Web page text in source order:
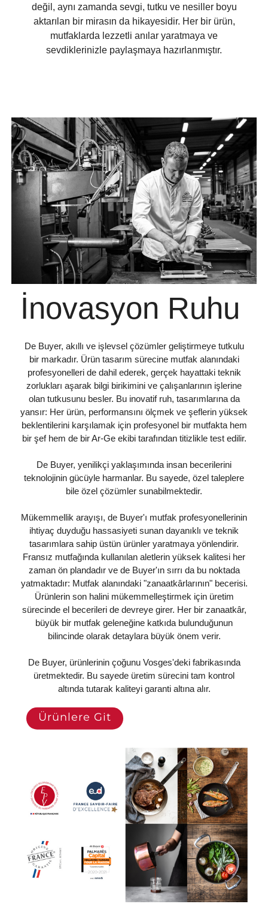
değil, aynı zamanda sevgi, tutku ve nesiller boyu
aktarılan bir mirasın da hikayesidir. Her bir ürün,
mutfaklarda lezzetli anılar yaratmaya ve
sevdiklerinizle paylaşmaya hazırlanmıştır.
İnovasyon Ruhu
De Buyer, akıllı ve işlevsel çözümler geliştirmeye tutkulu
bir markadır. Ürün tasarım sürecine mutfak alanındaki
profesyonelleri de dahil ederek, gerçek hayattaki teknik
zorlukları aşarak bilgi birikimini ve çalışanlarının işlerine
olan tutkusunu besler. Bu inovatif ruh, tasarımlarına da
yansır: Her ürün, performansını ölçmek ve şeflerin yüksek
beklentilerini karşılamak için profesyonel bir mutfakta hem
bir şef hem de bir Ar-Ge ekibi tarafından titizlikle test edilir.
De Buyer, yenilikçi yaklaşımında insan becerilerini
teknolojinin gücüyle harmanlar. Bu sayede, özel taleplere
bile özel çözümler sunabilmektedir.
Mükemmellik arayışı, de Buyer'ı mutfak profesyonellerinin
ihtiyaç duyduğu hassasiyeti sunan dayanıklı ve teknik
tasarımlara sahip üstün ürünler yaratmaya yönlendirir.
Fransız mutfağında kullanılan aletlerin yüksek kalitesi her
zaman ön plandadır ve de Buyer'ın sırrı da bu noktada
yatmaktadır: Mutfak alanındaki "zanaatkârlarının" becerisi.
Ürünlerin son halini mükemmelleştirmek için üretim
sürecinde el becerileri de devreye girer. Her bir zanaatkâr,
büyük bir mutfak geleneğine katkıda bulunduğunun
bilincinde olarak detaylara büyük önem verir.
De Buyer, ürünlerinin çoğunu Vosges'deki fabrikasında
üretmektedir. Bu sayede üretim sürecini tam kontrol
altında tutarak kaliteyi garanti altına alır.
Ürünlere Git